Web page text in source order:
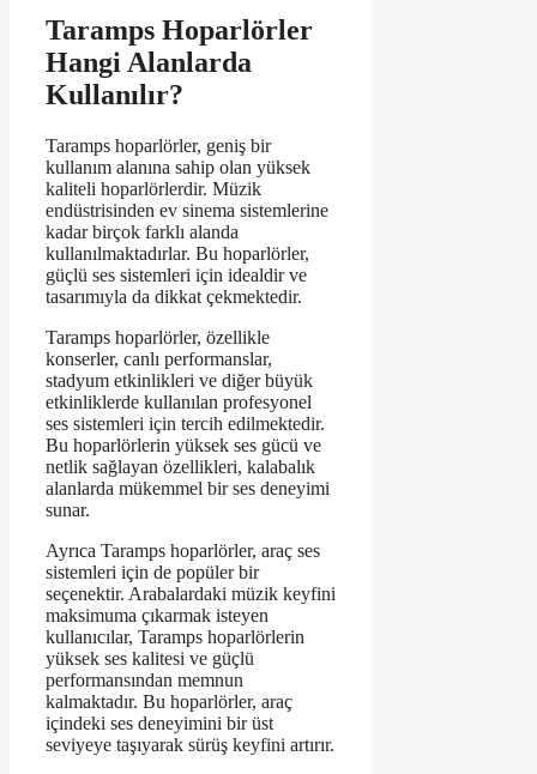
Taramps Hoparlörler
Hangi Alanlarda
Kullanılır?
Taramps hoparlörler, geniş bir
kullanım alanına sahip olan yüksek
kaliteli hoparlörlerdir. Müzik
endüstrisinden ev sinema sistemlerine
kadar birçok farklı alanda
kullanılmaktadırlar. Bu hoparlörler,
güçlü ses sistemleri için idealdir ve
tasarımıyla da dikkat çekmektedir.
Taramps hoparlörler, özellikle
konserler, canlı performanslar,
stadyum etkinlikleri ve diğer büyük
etkinliklerde kullanılan profesyonel
ses sistemleri için tercih edilmektedir.
Bu hoparlörlerin yüksek ses gücü ve
netlik sağlayan özellikleri, kalabalık
alanlarda mükemmel bir ses deneyimi
sunar.
Ayrıca Taramps hoparlörler, araç ses
sistemleri için de popüler bir
seçenektir. Arabalardaki müzik keyfini
maksimuma çıkarmak isteyen
kullanıcılar, Taramps hoparlörlerin
yüksek ses kalitesi ve güçlü
performansından memnun
kalmaktadır. Bu hoparlörler, araç
içindeki ses deneyimini bir üst
seviyeye taşıyarak sürüş keyfini artırır.